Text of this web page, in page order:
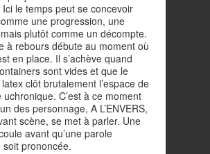
le temps peut se concevoir
une progression, une
plutôt comme un décompte.
à rebours débute au moment où
en place. Il s’achève quand
sont vides et que le
clôt brutalement l’espace de
uchronique. C’est à ce moment
des personnage, A L’ENVERS,
scène, se met à parler. Une
avant qu’une parole
soit prononcée.